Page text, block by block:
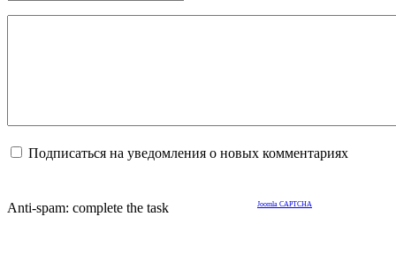
Подписаться на уведомления о новых комментариях
Anti-spam: complete the task Joomla CAPTCHA